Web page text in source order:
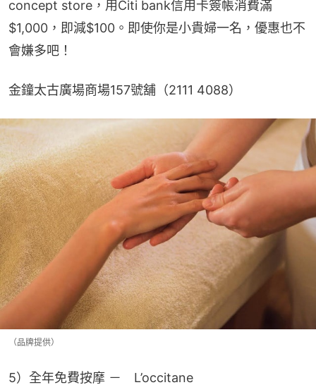
concept store，用Citi bank信用卡簽帳消費滿
$1,000，即減$100。即使你是小貴婦一名，優惠也不
會嫌多吧！
金鐘太古廣場商場157號舖（2111 4088）
（品牌提供）
5）全年免費按摩 －　L’occitane